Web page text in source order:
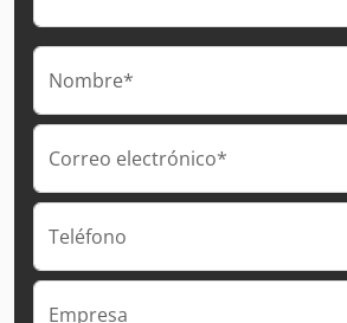
Nombre*
Correo electrónico*
Teléfono
Empresa